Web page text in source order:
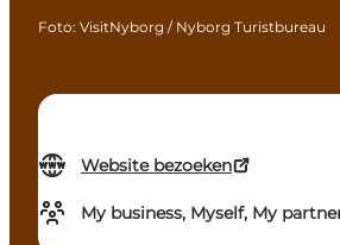
Website bezoeken
My business, Myself, My
Foto: VisitNyborg / Nyborg Turistbureau